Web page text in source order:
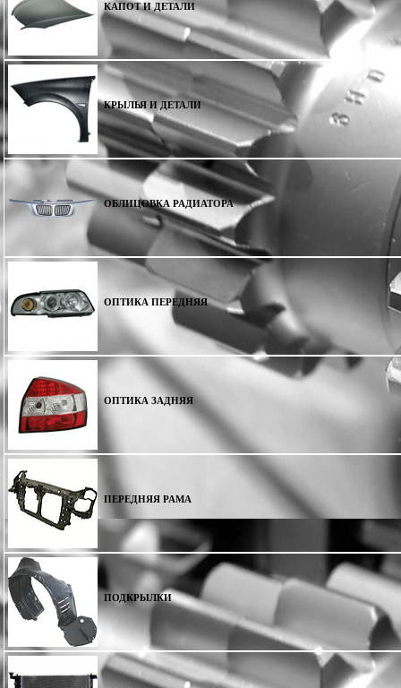
КАПОТ И ДЕТАЛИ
КРЫЛЬЯ И ДЕТАЛИ
ОБЛИЦОВКА РАДИАТОРА
ОПТИКА ПЕРЕДНЯЯ
ОПТИКА ЗАДНЯЯ
ПЕРЕДНЯЯ РАМА
ПОДКРЫЛКИ